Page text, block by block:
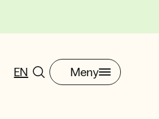
EN Meny